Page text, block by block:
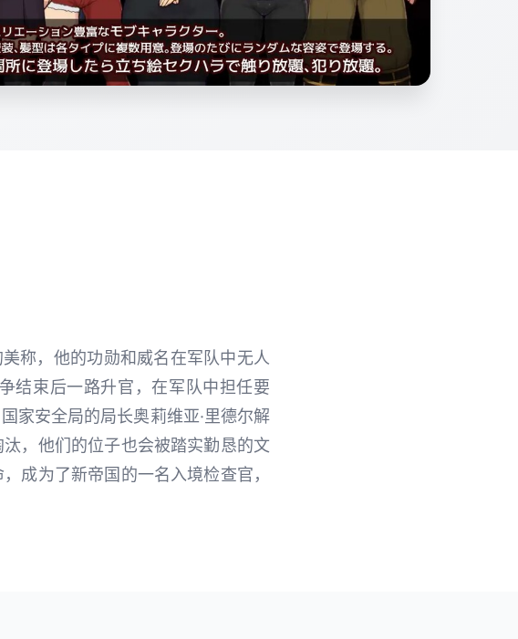
称，他的功勋和威名在军队中无人
结束后一路升官，在军队中担任要
家安全局的局长奥莉维亚·里德尔解
，他们的位子也会被踏实勤恳的文
成为了新帝国的一名入境检查官，